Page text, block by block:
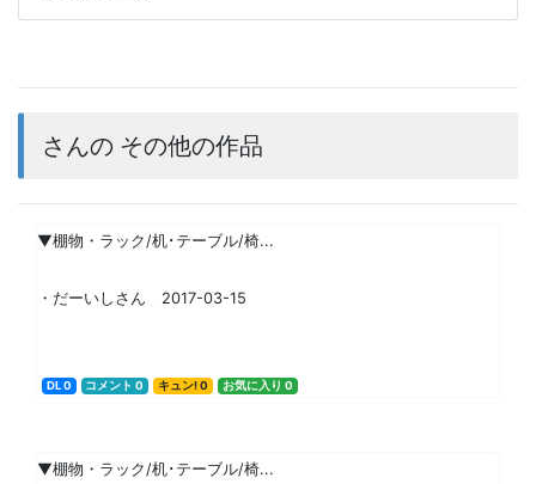
さんの その他の作品
▼棚物・ラック/机･テーブル/椅...
・だーいしさん 2017-03-15
DL 0 コメント 0 キュン! 0 お気に入り 0
▼棚物・ラック/机･テーブル/椅...